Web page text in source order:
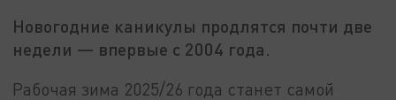
Новогодние каникулы продлятся почти две
недели — впервые с 2004 года.
Рабочая зима 2025/26 года станет самой